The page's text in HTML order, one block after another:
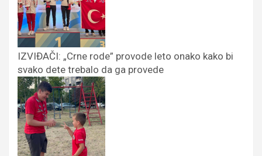
IZVIĐAČI: „Crne rode” provode leto onako kako bi
svako dete trebalo da ga provede